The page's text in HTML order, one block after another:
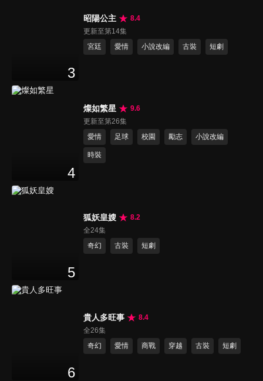
3
昭陽公主
8.4
更新至第14集
宮廷
愛情 小說改編 古裝 短劇
4
燦如繁星
9.6
更新至第26集
愛情
足球 校園 勵志 小說改編
時裝
5
狐妖皇嫂
8.2
全24集
奇幻
古裝 短劇
6
貴人多旺事
8.4
全26集
奇幻
愛情 商戰 穿越 古裝 短劇